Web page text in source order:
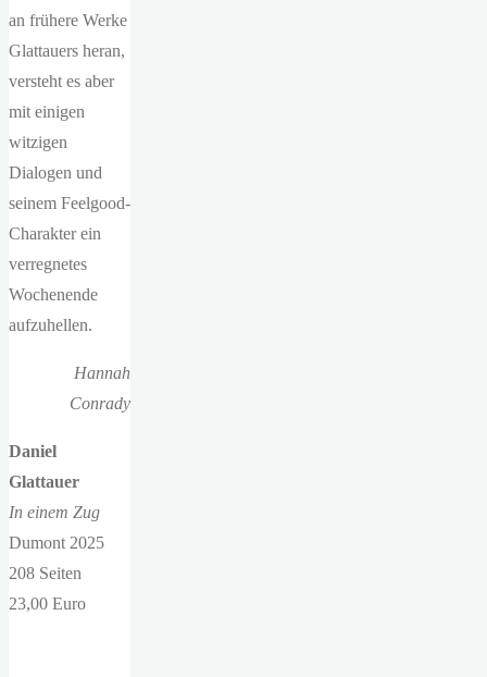
an frühere Werke
Glattauers heran,
versteht es aber
mit einigen
witzigen
Dialogen und
seinem Feelgood-
Charakter ein
verregnetes
Wochenende
aufzuhellen.
Hannah
Conrady
Daniel
Glattauer
In einem Zug
Dumont 2025
208 Seiten
23,00 Euro